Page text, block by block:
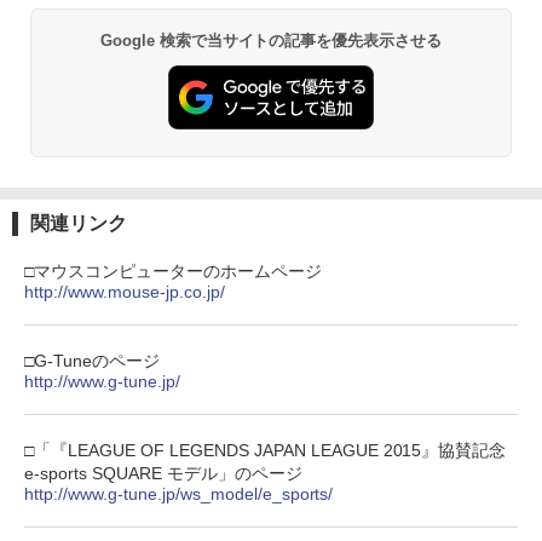
￥6,928
新劇場版銀魂 -吉原大炎上ー (完全生産限
定版)【Blu-ray】 [ 杉田智和 ]
￥7,722
4
Re:ゼロから始める異世界生活 4th seas
on 1【Blu-ray】 [ 長月達平 ]
【楽天ブックス限定配送BOX】【楽天ブ
ックス限定グッズ+楽天ブックス限定先
着特典+他】劇場版「鬼滅の刃」無限城
編 第一章 猗窩座再来(完全生産限定版)
【Blu-ray】(キャラファイングラフ+タン
ブラー+かるた+他) [ 吾峠呼世晴 ]
3
ンラインコード版
ニンテンドープリペイド番号 5000円|オ
ンラインコード版
￥5,000
プロダクトコード 封入
￥7,286
3
【純正品】ディスクドライブ(CFI-ZDD1
【純正品】DualSense ワイヤレスコン
トローラー ミッドナイト ブラック(CFI-
5
【純正品】DualSense ワイヤレスコン
トローラー(CFI-ZCT2J)
ンラインコード]
￥5,000
ラー (ロボット ホワイト)
4
【純正品】Xbox 充電式バッテリー + US
【純正品】Xbox ワイヤレス コントロー
ラー (カーボンブラック)
￥8,020
劇場版「鬼滅の刃」無限城編 第一章 猗
窩座再来 通常版 [Blu-ray]
￥3,964
￥3,523
￥8,698
Google 検索で当サイトの記事を優先表示させる
関連リンク
□マウスコンピューターのホームページ
http://www.mouse-jp.co.jp/
□G-Tuneのページ
http://www.g-tune.jp/
□「『LEAGUE OF LEGENDS JAPAN LEAGUE 2015』協賛記念
e-sports SQUARE モデル」のページ
http://www.g-tune.jp/ws_model/e_sports/